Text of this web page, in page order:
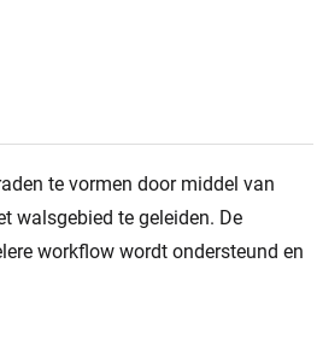
te vormen door middel van
walsgebied te geleiden. De
workflow wordt ondersteund en